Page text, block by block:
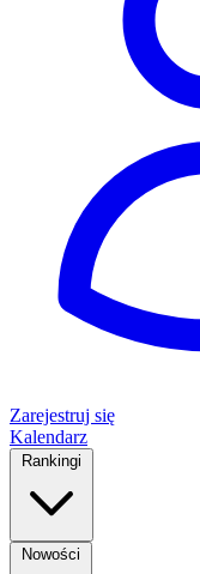
Zarejestruj się
Kalendarz
Rankingi
Nowości